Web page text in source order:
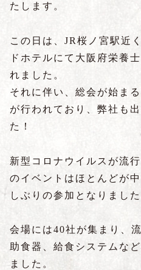
たします。
この日は、JR桜ノ宮駅近
ドホテルにて大阪府栄養
れました。
それに伴い、総会が始ま
が行われており、弊社も
た！
新型コロナウイルスが流
のイベントはほとんどが
しぶりの参加となりました
会場には40社が集まり、
助食器、給食システムな
ました。